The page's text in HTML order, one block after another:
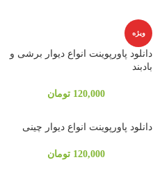
ویژه
دانلود پاورپوینت انواع دیوار برشی و
بادبند
120,000 تومان
دانلود پاورپوینت انواع دیوار چینی
120,000 تومان